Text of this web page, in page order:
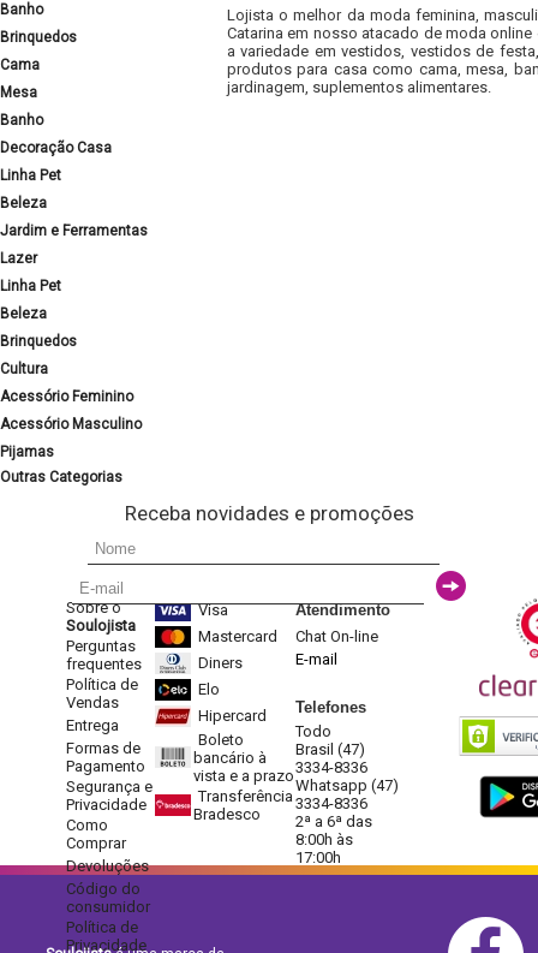
Banho
Brinquedos
Cama
Mesa
Banho
Decoração Casa
Linha Pet
Beleza
Jardim e Ferramentas
Lazer
Linha Pet
Beleza
Brinquedos
Cultura
Acessório Feminino
Acessório Masculino
Pijamas
Outras Categorias
Lojista o melhor da moda feminina,
Catarina em nosso atacado de moda
a variedade em vestidos, vestidos de
produtos para casa como cama, mesa,
jardinagem, suplementos alimentares.
Receba novidades e promoções
Sobre o
Soulojista
Perguntas
frequentes
Política de
Vendas
Entrega
Formas de
Pagamento
Segurança e
Privacidade
Como
Comprar
Devoluções
Código do
consumidor
Política de
Privacidade
Visa
Mastercard
Diners
Elo
Hipercard
Boleto
bancário à
vista e a prazo
Transferência
Bradesco
Atendimento
Chat On-line
E-mail
Telefones
Todo
Brasil (47)
3334-8336
Whatsapp (47)
3334-8336
2ª a 6ª das
8:00h às
17:00h